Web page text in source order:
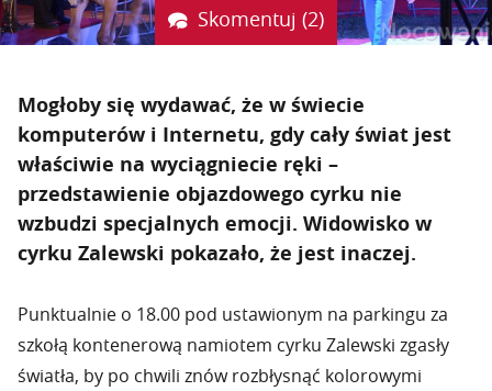
Skomentuj (2)
Mogłoby się wydawać, że w świecie
komputerów i Internetu, gdy cały świat jest
właściwie na wyciągniecie ręki –
przedstawienie objazdowego cyrku nie
wzbudzi specjalnych emocji. Widowisko w
cyrku Zalewski pokazało, że jest inaczej.
Punktualnie o 18.00 pod ustawionym na parkingu za
szkołą kontenerową namiotem cyrku Zalewski zgasły
światła, by po chwili znów rozbłysnąć kolorowymi